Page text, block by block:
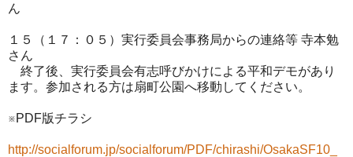
ん
１５（１７：０５）実行委員会事務局からの連絡等 寺本勉
さん
終了後、実行委員会有志呼びかけによる平和デモがあり
ます。参加される方は扇町公園へ移動してください。
※PDF版チラシ
http://socialforum.jp/socialforum/PDF/chirashi/OsakaSF10_